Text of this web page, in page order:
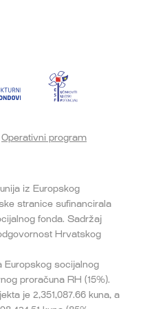
Operativni program
iz Europskog
stranice sufinancirala
fonda. Sadržaj
Hrvatskog
socijalnog
proračuna RH (15%).
je 2,351,087.66 kuna, a